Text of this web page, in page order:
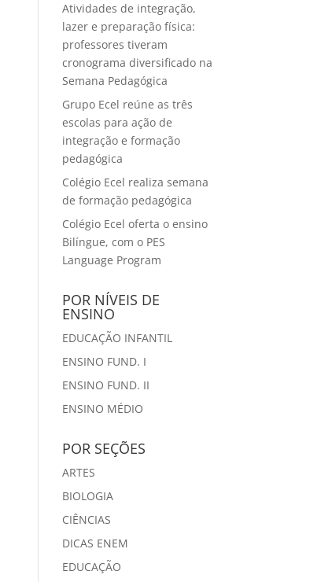
Atividades de integração,
lazer e preparação física:
professores tiveram
cronograma diversificado na
Semana Pedagógica
Grupo Ecel reúne as três
escolas para ação de
integração e formação
pedagógica
Colégio Ecel realiza semana
de formação pedagógica
Colégio Ecel oferta o ensino
Bilíngue, com o PES
Language Program
POR NÍVEIS DE
ENSINO
EDUCAÇÃO INFANTIL
ENSINO FUND. I
ENSINO FUND. II
ENSINO MÉDIO
POR SEÇÕES
ARTES
BIOLOGIA
CIÊNCIAS
DICAS ENEM
EDUCAÇÃO